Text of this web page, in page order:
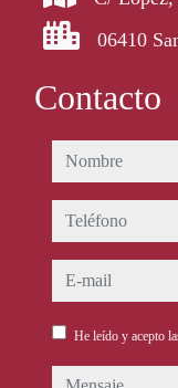
06410
Contacto
nombre
teléfono
e-mail
He leído y acepto
mensaje